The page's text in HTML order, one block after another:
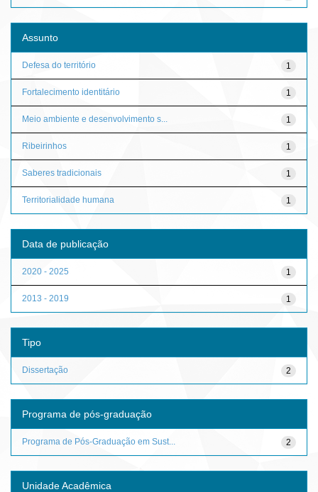
Assunto
1
Defesa do território
1
Fortalecimento identitário
1
Meio ambiente e desenvolvimento s...
1
Ribeirinhos
1
Saberes tradicionais
1
Territorialidade humana
Data de publicação
1
2020 - 2025
1
2013 - 2019
Tipo
2
Dissertação
Programa de pós-graduação
2
Programa de Pós-Graduação em Sust...
Unidade Acadêmica